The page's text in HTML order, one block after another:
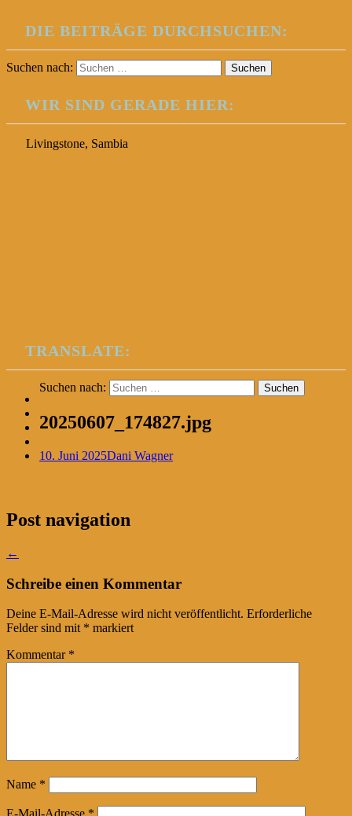
DIE BEITRÄGE DURCHSUCHEN:
Suchen nach:
WIR SIND GERADE HIER:
Livingstone, Sambia
TRANSLATE:
Suchen nach:
20250607_174827.jpg
10. Juni 2025Dani Wagner
Post navigation
←
Schreibe einen Kommentar
Deine E-Mail-Adresse wird nicht veröffentlicht. Erforderliche
Felder sind mit * markiert
Kommentar *
Name *